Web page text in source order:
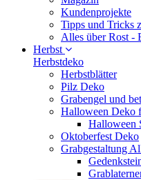
Kundenprojekte
Tipps und Tricks
Alles über Rost -
Herbst
Herbstdeko
Herbstblätter
Pilz Deko
Grabengel und
Halloween Deko
Halloween
Oktoberfest Deko
Grabgestaltung